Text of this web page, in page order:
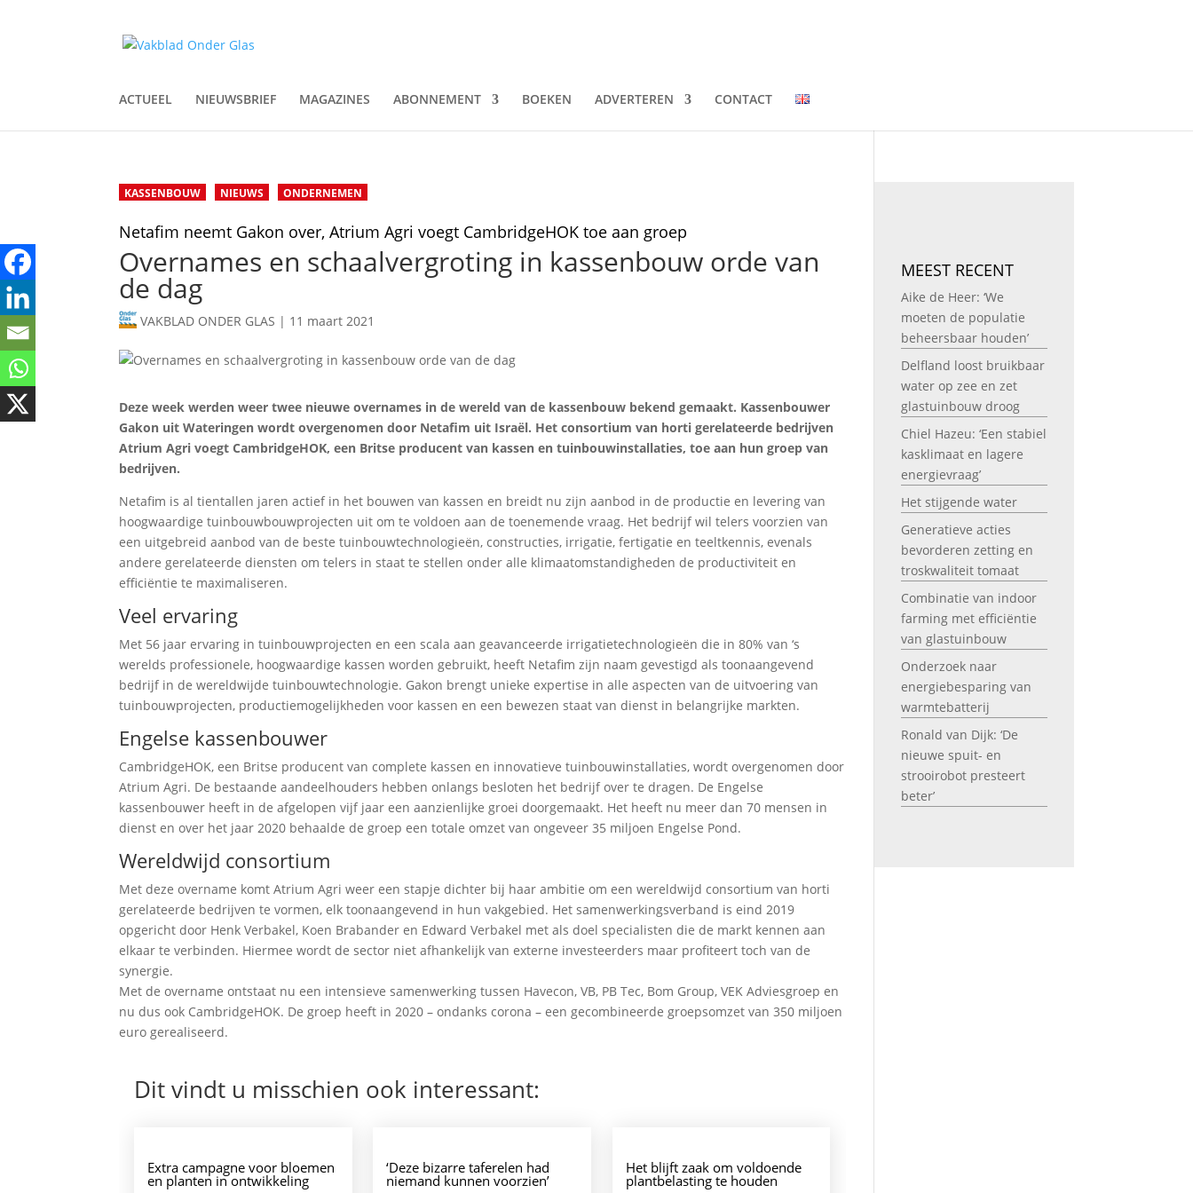
ACTUEEL NIEUWSBRIEF MAGAZINES ABONNEMENT BOEKEN ADVERTEREN CONTACT
KASSENBOUW NIEUWS ONDERNEMEN
Netafim neemt Gakon over, Atrium Agri voegt CambridgeHOK toe aan groep
Overnames en schaalvergroting in kassenbouw orde van
de dag
VAKBLAD ONDER GLAS | 11 maart 2021
Deze week werden weer twee nieuwe overnames in de wereld van de kassenbouw bekend gemaakt. Kassenbouwer
Gakon uit Wateringen wordt overgenomen door Netafim uit Israël. Het consortium van horti gerelateerde bedrijven
Atrium Agri voegt CambridgeHOK, een Britse producent van kassen en tuinbouwinstallaties, toe aan hun groep van
bedrijven.
Netafim is al tientallen jaren actief in het bouwen van kassen en breidt nu zijn aanbod in de productie en levering van
hoogwaardige tuinbouwbouwprojecten uit om te voldoen aan de toenemende vraag. Het bedrijf wil telers voorzien van
een uitgebreid aanbod van de beste tuinbouwtechnologieën, constructies, irrigatie, fertigatie en teeltkennis, evenals
andere gerelateerde diensten om telers in staat te stellen onder alle klimaatomstandigheden de productiviteit en
efficiëntie te maximaliseren.
Veel ervaring
Met 56 jaar ervaring in tuinbouwprojecten en een scala aan geavanceerde irrigatietechnologieën die in 80% van ‘s
werelds professionele, hoogwaardige kassen worden gebruikt, heeft Netafim zijn naam gevestigd als toonaangevend
bedrijf in de wereldwijde tuinbouwtechnologie. Gakon brengt unieke expertise in alle aspecten van de uitvoering van
tuinbouwprojecten, productiemogelijkheden voor kassen en een bewezen staat van dienst in belangrijke markten.
Engelse kassenbouwer
CambridgeHOK, een Britse producent van complete kassen en innovatieve tuinbouwinstallaties, wordt overgenomen door
Atrium Agri. De bestaande aandeelhouders hebben onlangs besloten het bedrijf over te dragen. De Engelse
kassenbouwer heeft in de afgelopen vijf jaar een aanzienlijke groei doorgemaakt. Het heeft nu meer dan 70 mensen in
dienst en over het jaar 2020 behaalde de groep een totale omzet van ongeveer 35 miljoen Engelse Pond.
Wereldwijd consortium
Met deze overname komt Atrium Agri weer een stapje dichter bij haar ambitie om een wereldwijd consortium van horti
gerelateerde bedrijven te vormen, elk toonaangevend in hun vakgebied. Het samenwerkingsverband is eind 2019
opgericht door Henk Verbakel, Koen Brabander en Edward Verbakel met als doel specialisten die de markt kennen aan
elkaar te verbinden. Hiermee wordt de sector niet afhankelijk van externe investeerders maar profiteert toch van de
synergie.
Met de overname ontstaat nu een intensieve samenwerking tussen Havecon, VB, PB Tec, Bom Group, VEK Adviesgroep en
nu dus ook CambridgeHOK. De groep heeft in 2020 – ondanks corona – een gecombineerde groepsomzet van 350 miljoen
euro gerealiseerd.
Dit vindt u misschien ook interessant:
Extra campagne voor bloemen
en planten in ontwikkeling
‘Deze bizarre taferelen had
niemand kunnen voorzien’
Het blijft zaak om voldoende
plantbelasting te houden
MEEST RECENT
Aike de Heer: ‘We
moeten de populatie
beheersbaar houden’
Delfland loost bruikbaar
water op zee en zet
glastuinbouw droog
Chiel Hazeu: ‘Een stabiel
kasklimaat en lagere
energievraag’
Het stijgende water
Generatieve acties
bevorderen zetting en
troskwaliteit tomaat
Combinatie van indoor
farming met efficiëntie
van glastuinbouw
Onderzoek naar
energiebesparing van
warmtebatterij
Ronald van Dijk: ‘De
nieuwe spuit- en
strooirobot presteert
beter’